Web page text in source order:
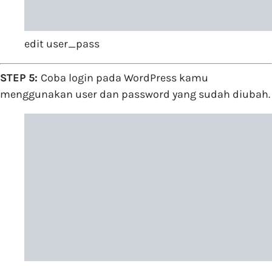
edit user_pass
STEP 5: Coba login pada WordPress kamu
menggunakan user dan password yang sudah diubah.